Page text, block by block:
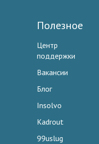
Полезное
Центр
поддержки
Вакансии
Блог
Insolvo
Kadrout
99uslug